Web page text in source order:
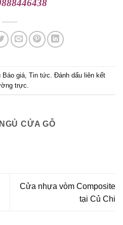
Báo giá, Tin tức . Đánh dấu liên kết
trực
CỬA GỖ
Cửa nhựa vòm Composite
tại Củ Chi